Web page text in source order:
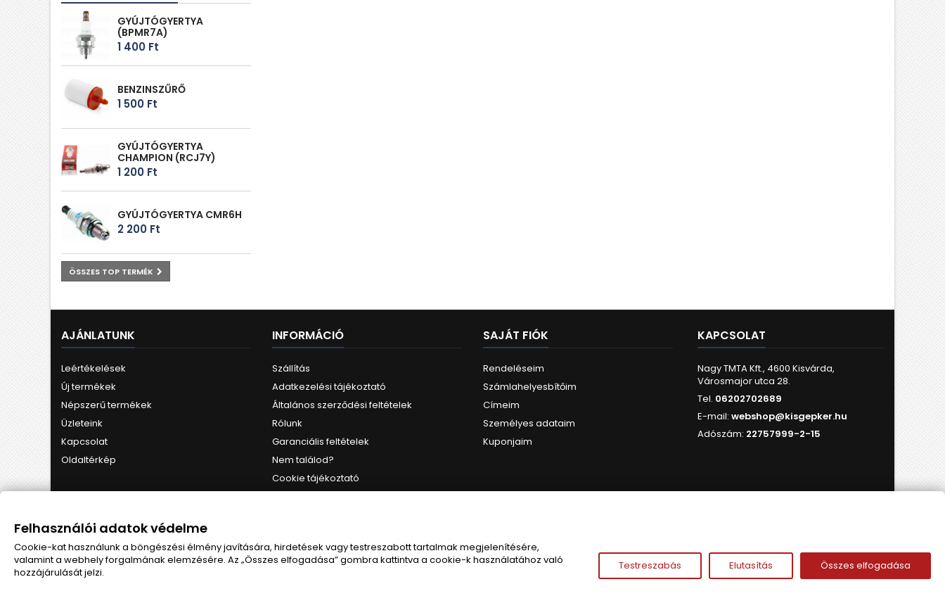
GYÚJTÓGYERTYA
(BPMR7A)
1 400 Ft‎
BENZINSZŰRŐ
1 500 Ft‎
GYÚJTÓGYERTYA
CHAMPION (RCJ7Y)
1 200 Ft‎
GYÚJTÓGYERTYA CMR6H
2 200 Ft‎
ÖSSZES TOP TERMÉK
AJÁNLATUNK
Leértékelések
Új termékek
Népszerű termékek
Üzleteink
Kapcsolat
Oldaltérkép
INFORMÁCIÓ
Szállítás
Adatkezelési tájékoztató
Általános szerződési feltételek
Rólunk
Garanciális feltételek
Nem találod?
Cookie tájékoztató
SAJÁT FIÓK
Rendeléseim
Számlahelyesbítőim
Címeim
Személyes adataim
Kuponjaim
KAPCSOLAT
Nagy TMTA Kft., 4600 Kisvárda,
Városmajor utca 28.
Tel. 06202702689
E-mail: webshop@kisgepker.hu
Adószám: 22757999-2-15
HÍRLEVÉL IRATKOZZ FEL
Felhasználói adatok védelme
Cookie-kat használunk a böngészési élmény javítására, hirdetések vagy testreszabott tartalmak megjelenítésére,
valamint a webhely forgalmának elemzésére. Az „Összes elfogadása” gombra kattintva a cookie-k használatához való
hozzájárulását jelzi.
Testreszabás Elutasítás Összes elfogadása